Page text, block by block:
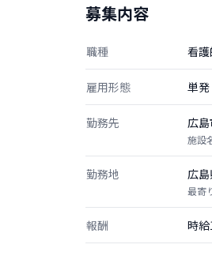
募集内容
職種 看護
雇用形態 単
勤務先 広島
施設
勤務地 広
最寄
報酬 時